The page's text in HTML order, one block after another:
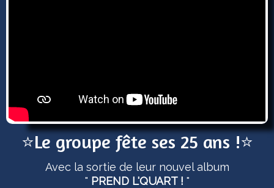
⭐Le groupe fête ses 25 ans !⭐
Avec la sortie de leur nouvel album
" PREND L'QUART ! "